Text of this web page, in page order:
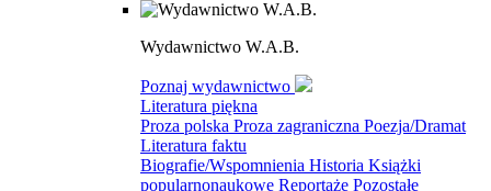
Wydawnictwo W.A.B.
Poznaj wydawnictwo
Literatura piękna
Proza polska Proza zagraniczna Poezja/Dramat
Literatura faktu
Biografie/Wspomnienia Historia Książki
popularnonaukowe Reportaże Pozostałe